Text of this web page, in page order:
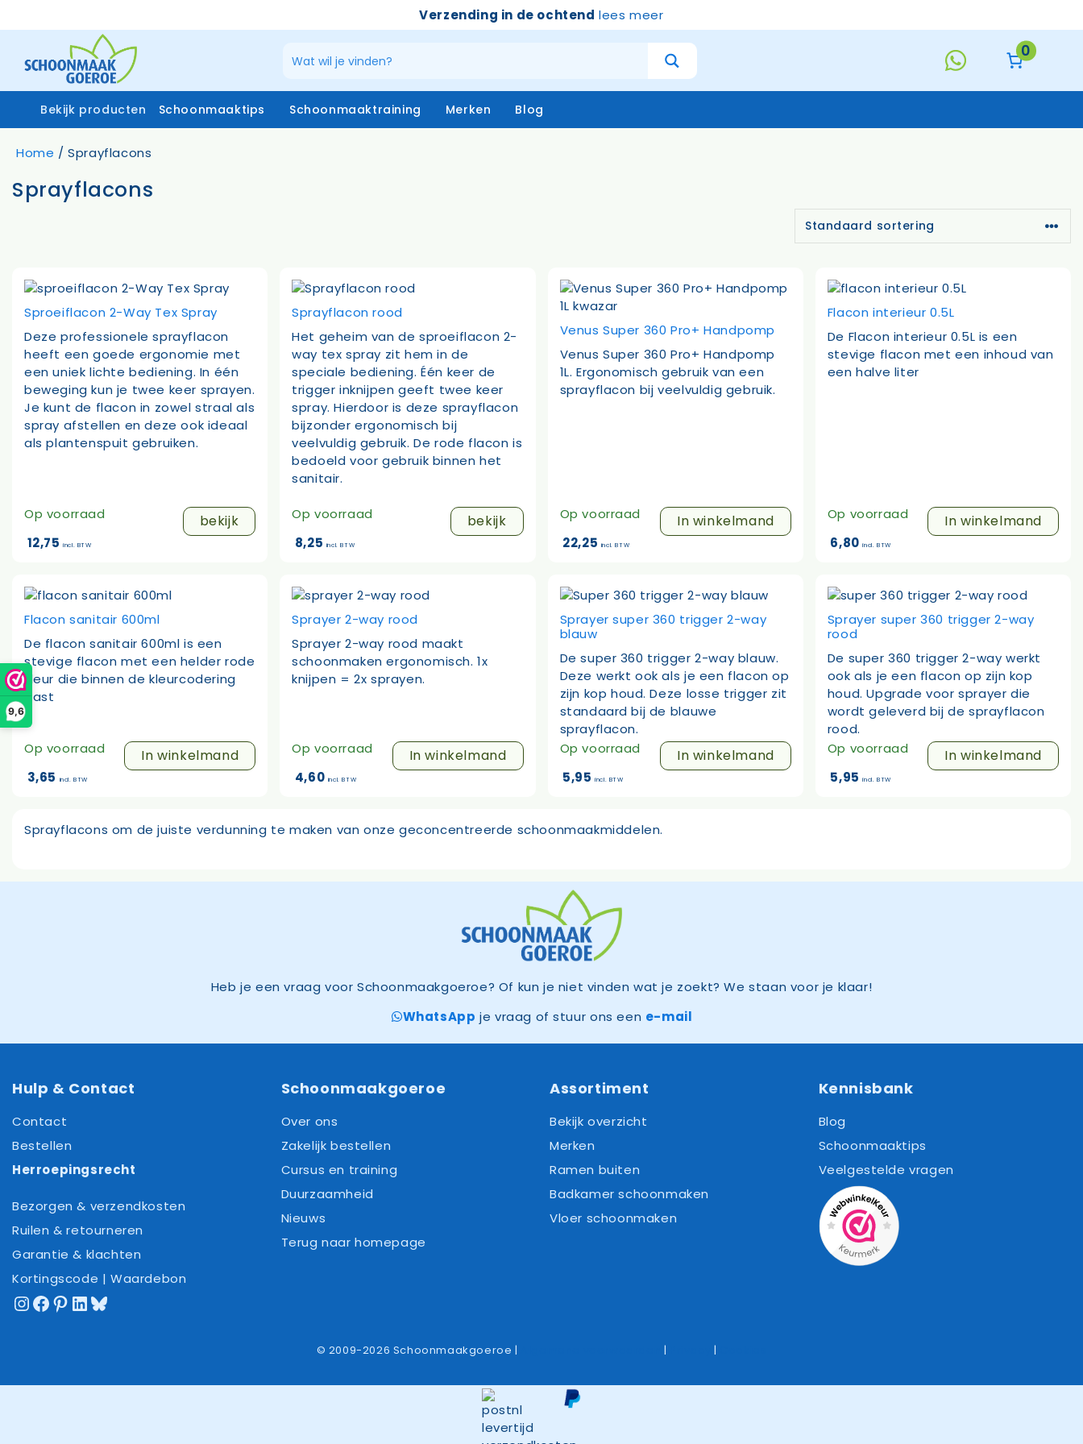
9,6
inhoud
Verzending in de ochtend lees meer
0
Bekijk producten
Schoonmaakmiddelen
Schoonmaakmachines
Stofzakken
Sprayflacons
Sponzen
Op=op
Deurmatten
Toiletborstels
Schoonmaaktips Schoonmaaktraining Merken Blog
Home / Sprayflacons
Sprayflacons
Sproeiflacon 2-Way Tex Spray
Deze professionele sprayflacon
heeft een goede ergonomie met
een uniek lichte bediening. In één
beweging kun je twee keer sprayen.
Je kunt de flacon in zowel straal als
spray afstellen en deze ook ideaal
als plantenspuit gebruiken.
Op voorraad bekijk
12,75 incl. BTW
Sprayflacon rood
Het geheim van de sproeiflacon 2-
way tex spray zit hem in de
speciale bediening. Één keer de
trigger inknijpen geeft twee keer
spray. Hierdoor is deze sprayflacon
bijzonder ergonomisch bij
veelvuldig gebruik. De rode flacon is
bedoeld voor gebruik binnen het
sanitair.
Op voorraad bekijk
8,25 incl. BTW
Venus Super 360 Pro+ Handpomp
Venus Super 360 Pro+ Handpomp
1L. Ergonomisch gebruik van een
sprayflacon bij veelvuldig gebruik.
Op voorraad In winkelmand
22,25 incl. BTW
Flacon interieur 0.5L
De Flacon interieur 0.5L is een
stevige flacon met een inhoud van
een halve liter
Op voorraad In winkelmand
6,80 incl. BTW
Flacon sanitair 600ml
De flacon sanitair 600ml is een
stevige flacon met een helder rode
kleur die binnen de kleurcodering
past
Op voorraad In winkelmand
3,65 incl. BTW
Sprayer 2-way rood
Sprayer 2-way rood maakt
schoonmaken ergonomisch. 1x
knijpen = 2x sprayen.
Op voorraad In winkelmand
4,60 incl. BTW
Sprayer super 360 trigger 2-way
blauw
De super 360 trigger 2-way blauw.
Deze werkt ook als je een flacon op
zijn kop houd. Deze losse trigger zit
standaard bij de blauwe
sprayflacon.
Op voorraad
In winkelmand
5,95 incl. BTW
Sprayer super 360 trigger 2-way
rood
De super 360 trigger 2-way werkt
ook als je een flacon op zijn kop
houd. Upgrade voor sprayer die
wordt geleverd bij de sprayflacon
rood.
Op voorraad
In winkelmand
5,95 incl. BTW
Sprayflacons om de juiste verdunning te maken van onze geconcentreerde schoonmaakmiddelen.
Heb je een vraag voor Schoonmaakgoeroe? Of kun je niet vinden wat je zoekt? We staan voor je klaar!
WhatsApp je vraag of stuur ons een e-mail
Hulp & Contact
Contact
Bestellen
Herroepingsrecht
Bezorgen & verzendkosten
Ruilen & retourneren
Garantie & klachten
Kortingscode | Waardebon
Instagram
Facebook
Pinterest
LinkedIn
Bluesky
Schoonmaakgoeroe
Over ons
Zakelijk bestellen
Cursus en training
Duurzaamheid
Nieuws
Terug naar homepage
Assortiment
Bekijk overzicht
Merken
Ramen buiten
Badkamer schoonmaken
Vloer schoonmaken
Kennisbank
Blog
Schoonmaaktips
Veelgestelde vragen
© 2009-2026 Schoonmaakgoeroe | | |